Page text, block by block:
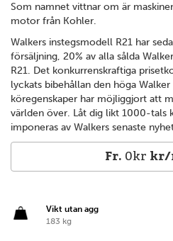
Som namnet vittnar om är
motor från Kohler.
Walkers instegsmodell R21 har
försäljning, 20% av alla sålda
R21. Det konkurrenskraftiga
lyckats bibehållan den höga
köregenskaper har möjliggjort att
världen över. Låt dig likt 1000-tals
imponeras av Walkers senaste
Fr.0krkr/
Vikt utan agg
183 kg